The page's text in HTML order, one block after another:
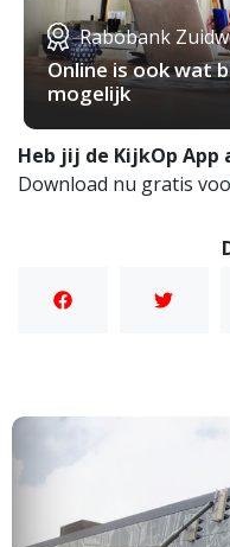
Rabobank
Online is ook wat
mogelijk
Heb jij de KijkOp App
Download nu gratis